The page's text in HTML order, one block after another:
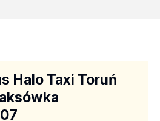
Halo Taxi Toruń